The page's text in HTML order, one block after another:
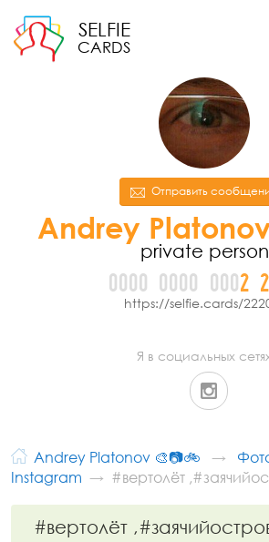
SELFIE
CARDS
Отправить
Andrey
private person
0000 0000 0002 2
https://selfie.cards/
Я в социальных
Andrey Platonov 🎨📷🚲
Instagram
#вертолёт
#вертолёт